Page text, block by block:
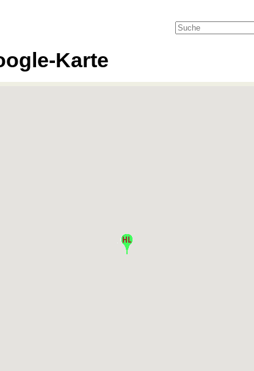
Karte